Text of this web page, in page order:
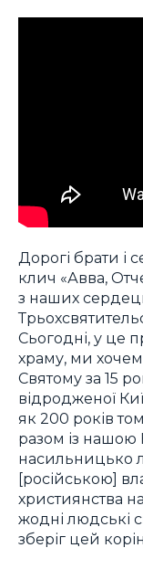
Дорогі брати і
клич «Авва,
з наших
Сьогодні, у це
храму, ми
Святому за 15
відродженої
як 200 років
разом із нашою
насильницько
[російською]
християнства
жодні людські
зберіг цей